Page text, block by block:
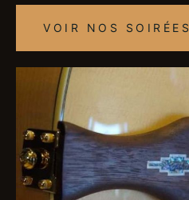
VOIR NOS SOIRÉES